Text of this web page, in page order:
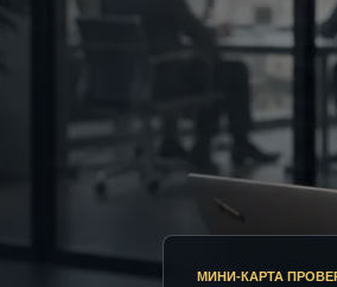
МИНИ-КАРТА